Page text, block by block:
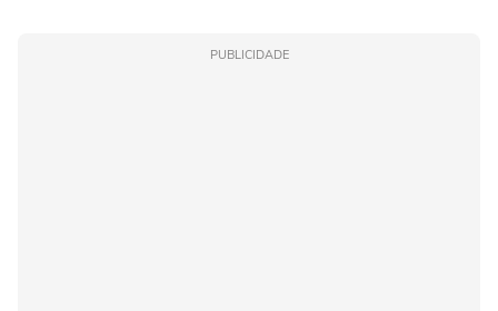
PUBLICIDADE